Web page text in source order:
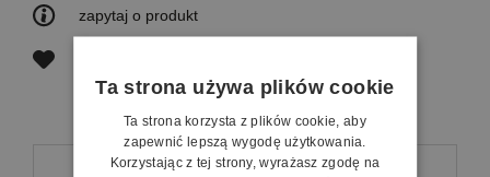
zapytaj o produkt
Opis
Ta strona używa plików cookie
Ta strona korzysta z plików cookie, aby
zapewnić lepszą wygodę użytkowania.
Korzystając z tej strony, wyrażasz zgodę na